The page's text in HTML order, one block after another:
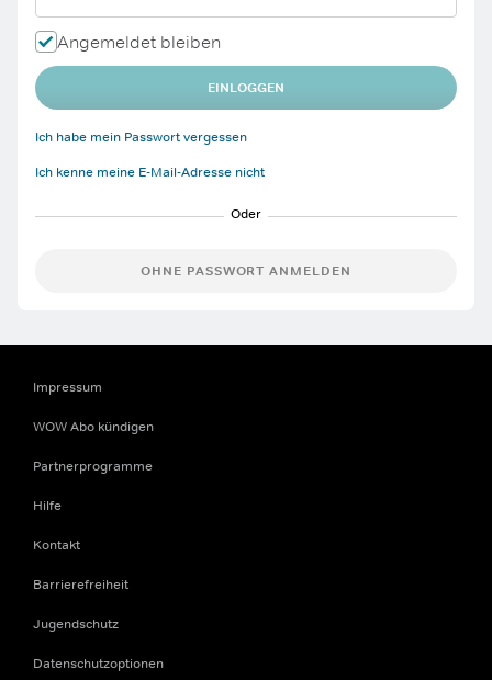
Angemeldet bleiben
EINLOGGEN
Ich habe mein Passwort vergessen
Ich kenne meine E-Mail-Adresse nicht
OHNE PASSWORT ANMELDEN
Impressum
WOW Abo kündigen
Partnerprogramme
Hilfe
Kontakt
Barrierefreiheit
Jugendschutz
Datenschutzoptionen